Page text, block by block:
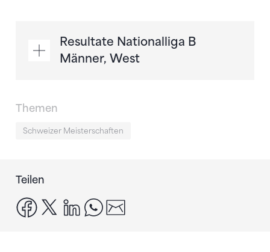
Resultate Nationalliga B
Männer, West
Themen
Schweizer Meisterschaften
Teilen
facebook
x linkedinwhatsapp